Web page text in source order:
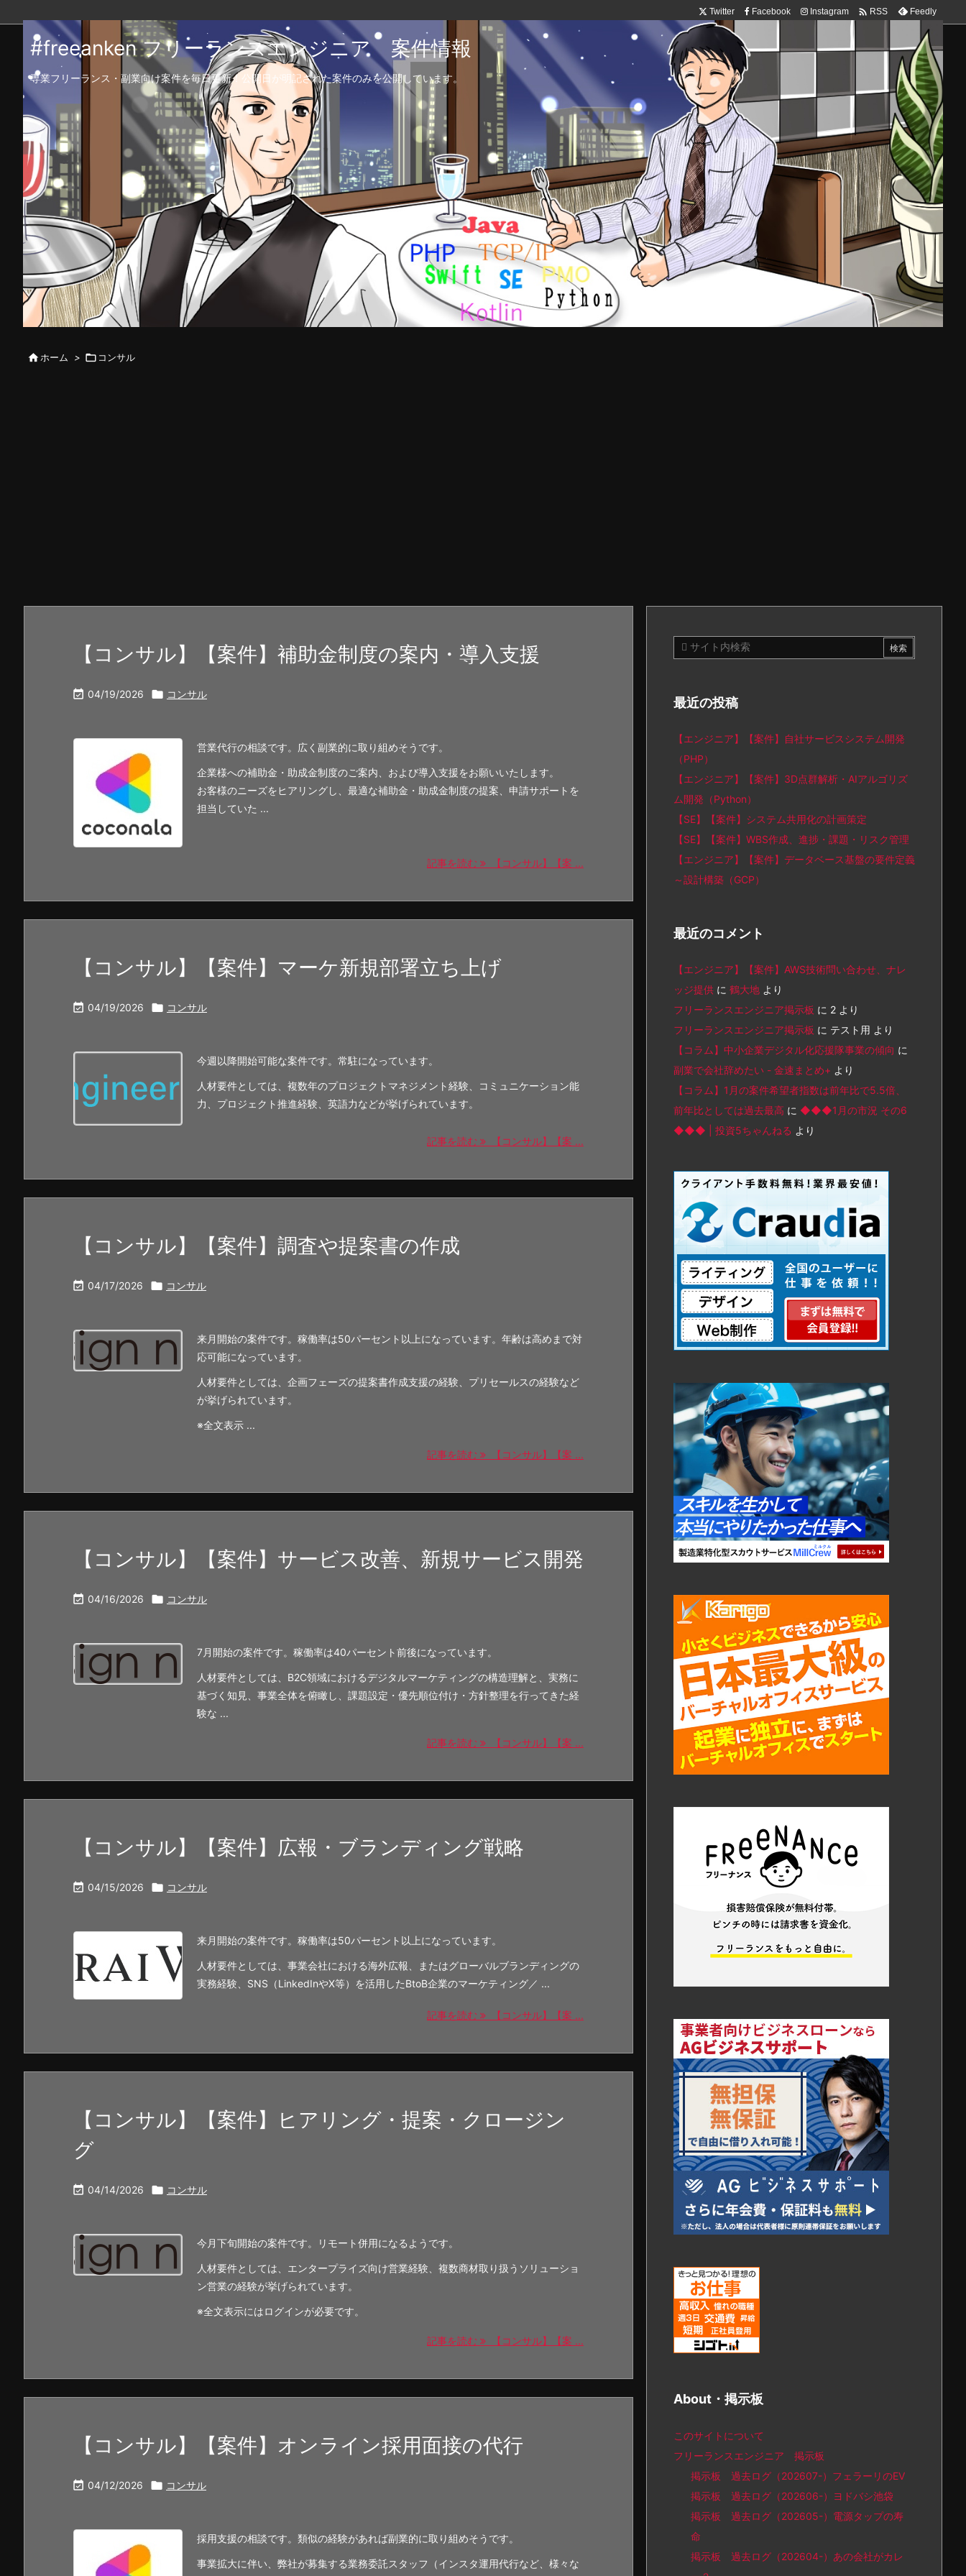
Twitter Facebook Instagram  RSS Feedly
#freeanken フリーランスエンジニア 案件情報
専業フリーランス・副業向け案件を毎日更新！公開日が明記された案件のみを公開しています。
 ホーム >  コンサル
【コンサル】【案件】補助金制度の案内・導入支援
 04/19/2026  コンサル
営業代行の相談です。広く副業的に取り組めそうです。
企業様への補助金・助成金制度のご案内、および導入支援をお願いいたします。
お客様のニーズをヒアリングし、最適な補助金・助成金制度の提案、申請サポートを
担当していた ...
記事を読む 【コンサル】【案 ...
【コンサル】【案件】マーケ新規部署立ち上げ
 04/19/2026  コンサル
今週以降開始可能な案件です。常駐になっています。
人材要件としては、複数年のプロジェクトマネジメント経験、コミュニケーション能
力、プロジェクト推進経験、英語力などが挙げられています。
記事を読む 【コンサル】【案 ...
【コンサル】【案件】調査や提案書の作成
 04/17/2026  コンサル
来月開始の案件です。稼働率は50パーセント以上になっています。年齢は高めまで対
応可能になっています。
人材要件としては、企画フェーズの提案書作成支援の経験、プリセールスの経験など
が挙げられています。
※全文表示 ...
記事を読む 【コンサル】【案 ...
【コンサル】【案件】サービス改善、新規サービス開発
 04/16/2026  コンサル
7月開始の案件です。稼働率は40パーセント前後になっています。
人材要件としては、B2C領域におけるデジタルマーケティングの構造理解と、実務に
基づく知見、事業全体を俯瞰し、課題設定・優先順位付け・方針整理を行ってきた経
験な ...
記事を読む 【コンサル】【案 ...
【コンサル】【案件】広報・ブランディング戦略
 04/15/2026  コンサル
来月開始の案件です。稼働率は50パーセント以上になっています。
人材要件としては、事業会社における海外広報、またはグローバルブランディングの
実務経験、SNS（LinkedInやX等）を活用したBtoB企業のマーケティング／ ...
記事を読む 【コンサル】【案 ...
【コンサル】【案件】ヒアリング・提案・クロージン
グ
 04/14/2026  コンサル
今月下旬開始の案件です。リモート併用になるようです。
人材要件としては、エンタープライズ向け営業経験、複数商材取り扱うソリューショ
ン営業の経験が挙げられています。
※全文表示にはログインが必要です。
記事を読む 【コンサル】【案 ...
【コンサル】【案件】オンライン採用面接の代行
 04/12/2026  コンサル
採用支援の相談です。類似の経験があれば副業的に取り組めそうです。
事業拡大に伴い、弊社が募集する業務委託スタッフ（インスタ運用代行など、様々な
最近の投稿
【エンジニア】【案件】自社サービスシステム開発
（PHP）
【エンジニア】【案件】3D点群解析・AIアルゴリズ
ム開発（Python）
【SE】【案件】システム共用化の計画策定
【SE】【案件】WBS作成、進捗・課題・リスク管理
【エンジニア】【案件】データベース基盤の要件定義
～設計構築（GCP）
最近のコメント
【エンジニア】【案件】AWS技術問い合わせ、ナレ
ッジ提供 に 鶴大地 より
フリーランスエンジニア掲示板 に 2 より
フリーランスエンジニア掲示板 に テスト用 より
【コラム】中小企業デジタル化応援隊事業の傾向 に
副業で会社辞めたい - 金速まとめ+ より
【コラム】1月の案件希望者指数は前年比で5.5倍、
前年比としては過去最高 に ◆◆◆1月の市況 その6
◆◆◆ | 投資5ちゃんねる より
About・掲示板
このサイトについて
フリーランスエンジニア 掲示板
掲示板 過去ログ（202607-）フェラーリのEV
掲示板 過去ログ（202606-）ヨドバシ池袋
掲示板 過去ログ（202605-）電源タップの寿
命
掲示板 過去ログ（202604-）あの会社がカレ